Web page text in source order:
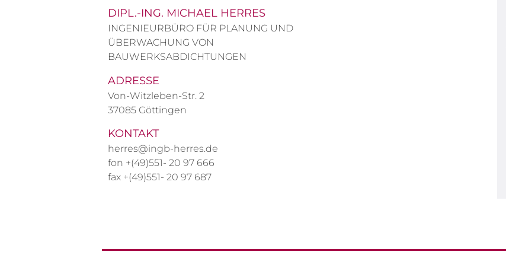
DIPL.-ING. MICHAEL HERRES
INGENIEURBÜRO FÜR PLANUNG UND
ÜBERWACHUNG VON
BAUWERKSABDICHTUNGEN
ADRESSE
Von-Witzleben-Str. 2
37085 Göttingen
KONTAKT
herres@ingb-herres.de
fon +(49)551- 20 97 666
fax +(49)551- 20 97 687